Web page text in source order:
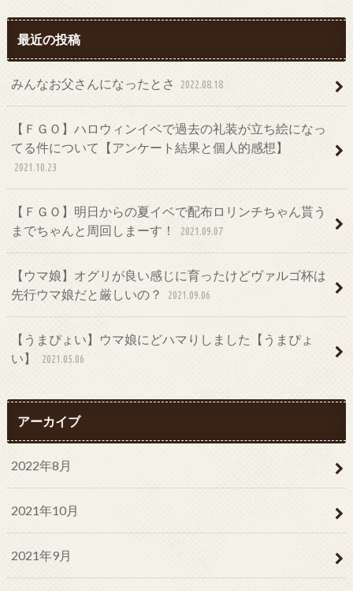
最近の投稿
みんなお父さんになったとさ 2022.08.18
【ＦＧＯ】ハロウィンイベで過去の礼装が立ち絵になっ
てる件について【アンケート結果と個人的感想】
2021.10.23
【ＦＧＯ】明日からの夏イベで配布ロリンチちゃん貰う
までちゃんと周回しまーす！
2021.09.07
【ウマ娘】オグリが良い感じに育ったけどヴァルゴ杯は
先行ウマ娘だと厳しいの？
2021.09.06
【うまぴょい】ウマ娘にどハマりしました【うまぴょ
い】
2021.05.06
アーカイブ
2022年8月
2021年10月
2021年9月